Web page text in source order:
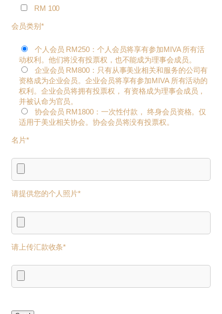
RM 100
会员类别*
个人会员 RM250：个人会员将享有参加MIVA 所有活
动权利。他们将没有投票权，也不能成为理事会成员。
企业会员 RM800：只有从事美业相关和服务的公司有
资格成为企业会员。企业会员将享有参加MIVA 所有活动的
权利。企业会员将拥有投票权， 有资格成为理事会成员，
并被认命为官员。
协会会员 RM1800：一次性付款， 终身会员资格。仅
适用于美业相关协会。协会会员将没有投票权。
名片*
请提供您的个人照片*
请上传汇款收条*